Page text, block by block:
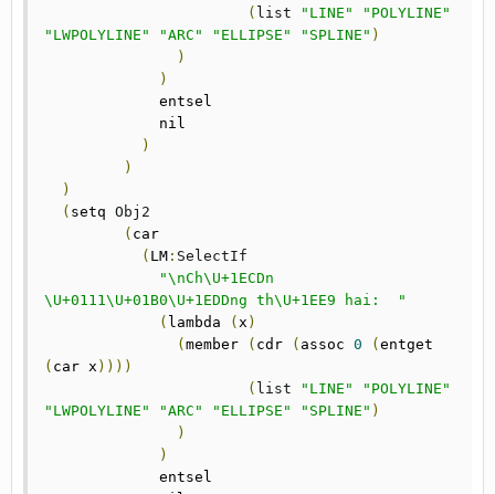
( list "LINE"
"POLYLINE"
"LWPOLYLINE"
"ARC" "ELLIPSE" "SPLINE" )
)
)
)
)
)
(
Obj2
( car
( LM : SelectIf
"\nCh\U+1ECDn
\U+0111\U+01B0\U+1EDDng th\U+1EE9 hai:  "
( lambda ( x )
( member ( cdr ( assoc 0 (
( car x ))))
( list "LINE"
"POLYLINE"
"LWPOLYLINE"
"ARC" "ELLIPSE" "SPLINE" )
)
)